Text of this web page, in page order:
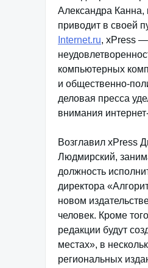
Александра Канна,
приводит в своей
Internet.ru, xPress —
компьютерных
и общественно-
деловая пресса
внимания
Возглавил xPress
Людмирский,
должность
директора
новом
человек. Кроме
редакции будут
местах», в
региональных